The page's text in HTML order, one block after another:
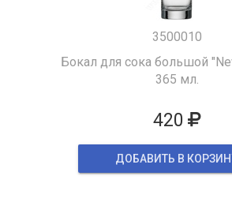
3500010
Бокал для сока большой
365 мл.
420
ДОБАВИТЬ В